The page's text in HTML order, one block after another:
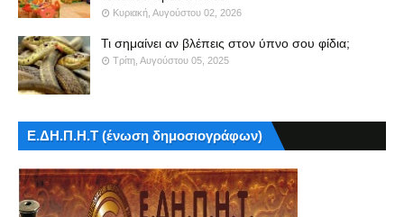
Κυριακή, Αυγούστου 02, 2026
Τι σημαίνει αν βλέπεις στον ύπνο σου φίδια;
Τρίτη, Αυγούστου 05, 2025
Ε.ΔΗ.Π.Η.Τ (ένωση δημοσιογράφων)